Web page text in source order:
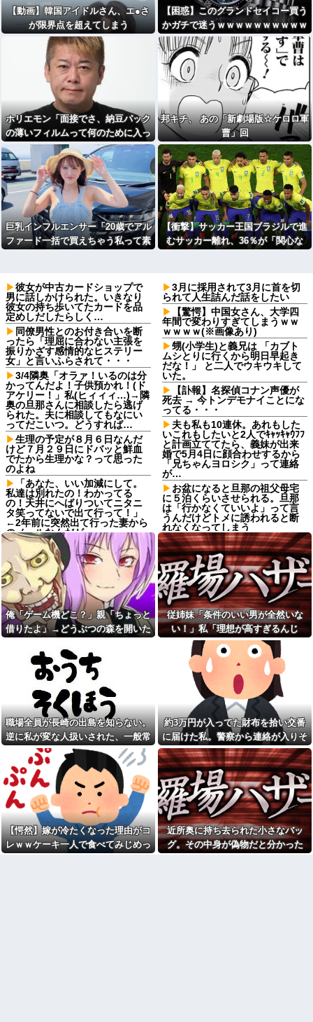
【動画】韓国アイドルさん、エ●さ
が限界点を超えてしまう
【困惑】このグランドセイコー買う
かガチで迷うｗｗｗｗｗｗｗｗｗｗ
ホリエモン「面接でさ、納豆パック
の薄いフィルムって何のために入っ
ていの？って聞くわけ」
邦キチ、 あの「新劇場版☆ケロロ軍
曹」回
巨乳インフルエンサー「20歳でアル
ファード一括で買えちゃう私って素
【衝撃】サッカー王国ブラジルで進
むサッカー離れ、36％が「関心な
彼女が中古カードショップで
男に話しかけられた。いきなり
彼女の持ち歩いてたカードを品
定めしだしたらしく…
同僚男性とのお付き合いを断
ったら「理屈に合わない主張を
振りかざす感情的なヒステリー
女」と言いふらされて・・・
3/4隣奥「オラァ！いるのは分
かってんだよ！子供預かれ！(ド
アケリー！」私(ヒィィィ…)→隣
奥の旦那さんに相談したら逃げ
られた。夫に相談してもなにい
ってだこいつ。どうすれば…
生理の予定が８月６日なんだ
けど７月２９日にドバッと鮮血
でたから生理かな？って思った
のよね
「あなた、いい加減にして。
私達は別れたの！わかってる
の！天井にへばりついてニタニ
タ笑ってないで出て行って！」
←2年前に突然出て行った妻から
のメールなんだが…
【悲報】 ワイ「ラーメン一袋
だけじゃ足らんわ！二袋作った
ろ！」→結果ｗｗｗ
友人の親が営む店で車を購入
しただけなのに、友人から「裏
切った」と責められるようにな
った理由が理解できず…
サッカークラブに通ってるＡ
くんが急に海外へ引っ越すこと
ョックを受けて...
コトメ「遺産を返しなさ
い！」私「遺言どおりです
が？」→夫の遺産を巡る話し合
いが思わぬ展開になって…
俺(52)、女(28)との不倫が嫁に
発覚。離婚に応じたはずの嫁か
らエグすぎる攻撃が恐ろしすぎ
る
息子に『葵』と名付けたら、
初対面では必ず女の子だと思わ
れる。同じ名前でも避けられな
かった勘違いとは…
俺「ゲーム機どこ？」親「ち
ょっと借りたよ」→どうぶつの
森を開いた瞬間、村が大変なこ
とになっていて…
【画像】俺たちの姫、佳子さ
まのお気に入りのドレスがこち
3月に採用されて3月に首を切
られて人生詰んだ話をしたい
【驚愕】中国女さん、大学四
年間で変わりすぎてしまうｗｗ
ｗｗｗｗ(※画像あり)
甥(小学生)と義兄は 「カブト
ムシとりに行くから明日早起き
だな！」 と二人でウキウキして
いた。
【訃報】名探偵コナン声優が
死去 → 今トンデモナイことにな
ってる・・・
夫も私も10連休。あれもした
いこれもしたいと2人でｷｬｯｷｬｳﾌﾌ
と計画立ててたら、義妹が出来
婚で5月4日に顔合わせするから
「兄ちゃんヨロシク」って連絡
が…
お盆になると旦那の祖父母宅
に５泊くらいさせられる。旦那
は「行かなくていいよ」って言
うんだけどトメに誘われると断
れなくなってしまう
ねりけしで作った正露丸を飲
ませたら｢すっげー効いた。サン
キューな｣と笑顔で返された
【熱波】ドイツ、暑すぎて１
ヶ月で９６００人死亡
【熱波】ドイツ、暑すぎて１
ヶ月で９６００人死亡
【画像】ディズニーのおいな
り巻（600円）、流石にアレすぎ
て賛否両論の大炎上をしてしま
うw w w w w w w他
元職場の要注意オバサン、引
っ越し先でご近所になり粘着開
始！！「どこまで送って！」か
ら始まり半年も経つと「お金貸
してくれない？」断ると翌日、
玄関前にゴミが置かれる
元職場の要注意オバサン、引
っ越し先でご近所になり粘着開
始！！「どこまで送って！」か
ら始まり半年も経つと「お金貸
してくれない？」断ると翌日、
玄関前にゴミが置かれる
お盆になると旦那の祖父母宅
に５泊くらいさせられる。旦那
は「行かなくていいよ」って言
うんだけどトメに誘われると断
れなくなってしまう
嫁「最近さ、家事に気持ちが
俺「ゲーム機どこ？」親「ちょっと
借りたよ」→どうぶつの森を開いた
て…
従姉妹「条件のいい男が全然いな
い！」私「理想が高すぎるんじ
ゃ…？」→婚活の愚痴を聞き続けた
結果…
職場全員が長崎の出島を知らない。
逆に私が変な人扱いされた、一般常
識だと思ってたのに
約3万円が入ってた財布を拾い交番
に届けた私。警察から連絡が入りそ
の金が私のものになった結果...
【愕然】嫁が冷たくなった理由がコ
レｗｗケーキ一人で食べてみじめっ
近所奥に持ち去られた小さなバッ
グ。その中身が偽物だと分かった